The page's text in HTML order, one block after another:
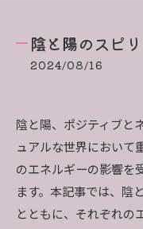
陰と陽のスピ
2024/08/16
陰と陽、ポジティブと
ュアルな世界において
のエネルギーの影響を
ます。本記事では、陰
とともに、それぞれの